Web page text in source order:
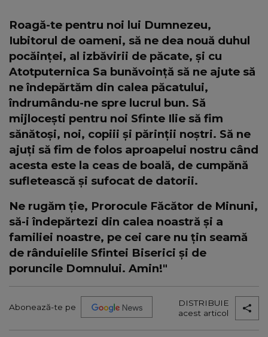
Roagă-te pentru noi lui Dumnezeu,
Iubitorul de oameni, să ne dea nouă duhul
pocăinței, al izbăvirii de păcate, și cu
Atotputernica Sa bunăvoință să ne ajute să
ne îndepărtăm din calea păcatului,
îndrumându-ne spre lucrul bun. Să
mijlocești pentru noi Sfinte Ilie să fim
sănătoși, noi, copiii și părinții noștri. Să ne
ajuți să fim de folos aproapelui nostru când
acesta este la ceas de boală, de cumpănă
sufletească și sufocat de datorii.
Ne rugăm ție, Prorocule Făcător de Minuni,
să-i îndepărtezi din calea noastră și a
familiei noastre, pe cei care nu țin seamă
de rânduielile Sfintei Biserici și de
poruncile Domnului. Amin!"
Abonează-te pe
DISTRIBUIE
acest articol